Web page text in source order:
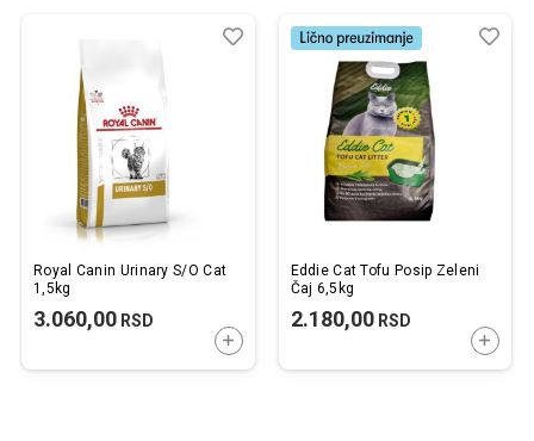
Royal Canin Urinary S/O Cat
1,5kg
3.060,00 RSD
DODAJTE U KORPU
Dodaj
Uporedi
Eddie Cat Tofu Posip Zeleni
Čaj 6,5kg
2.180,00RSD